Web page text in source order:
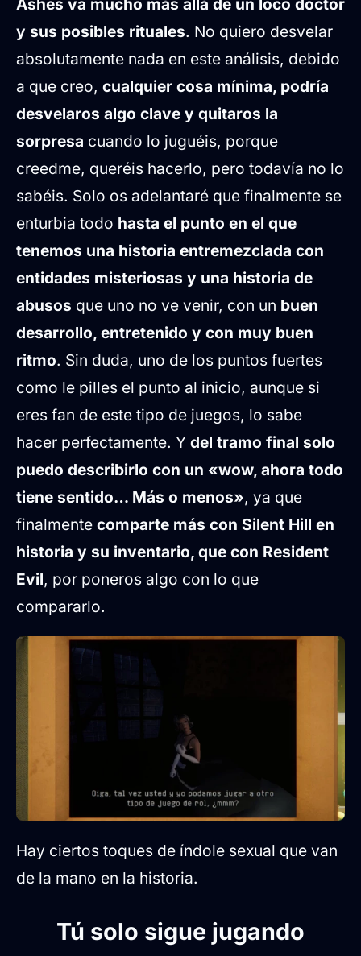
y sus posibles rituales. No quiero desvelar
absolutamente nada en este análisis, debido
a que creo, cualquier cosa mínima, podría
desvelaros algo clave y quitaros la
sorpresa cuando lo juguéis, porque
creedme, queréis hacerlo, pero todavía no lo
sabéis. Solo os adelantaré que finalmente se
enturbia todo hasta el punto en el que
tenemos una historia entremezclada con
entidades misteriosas y una historia de
abusos que uno no ve venir, con un buen
desarrollo, entretenido y con muy buen
ritmo. Sin duda, uno de los puntos fuertes
como le pilles el punto al inicio, aunque si
eres fan de este tipo de juegos, lo sabe
hacer perfectamente. Y del tramo final solo
puedo describirlo con un «wow, ahora todo
tiene sentido… Más o menos», ya que
finalmente comparte más con Silent Hill en
historia y su inventario, que con Resident
Evil, por poneros algo con lo que
compararlo.
Hay ciertos toques de índole sexual que van
de la mano en la historia.
Tú solo sigue jugando